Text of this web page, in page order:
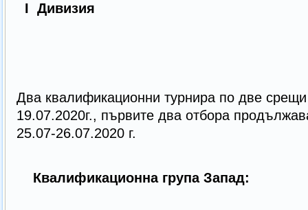
I Дивизия
Два квалификационни турнира по две
19.07.2020г., първите два отбора
25.07-26.07.2020 г.
Квалификационна група Запад: